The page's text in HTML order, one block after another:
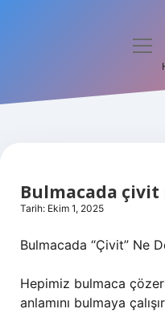
Hakkımızda
Bulmacada çivit
Tarih: Ekim 1, 2025
Bulmacada “Çivit” Ne
Hepimiz bulmaca
anlamını bulmaya